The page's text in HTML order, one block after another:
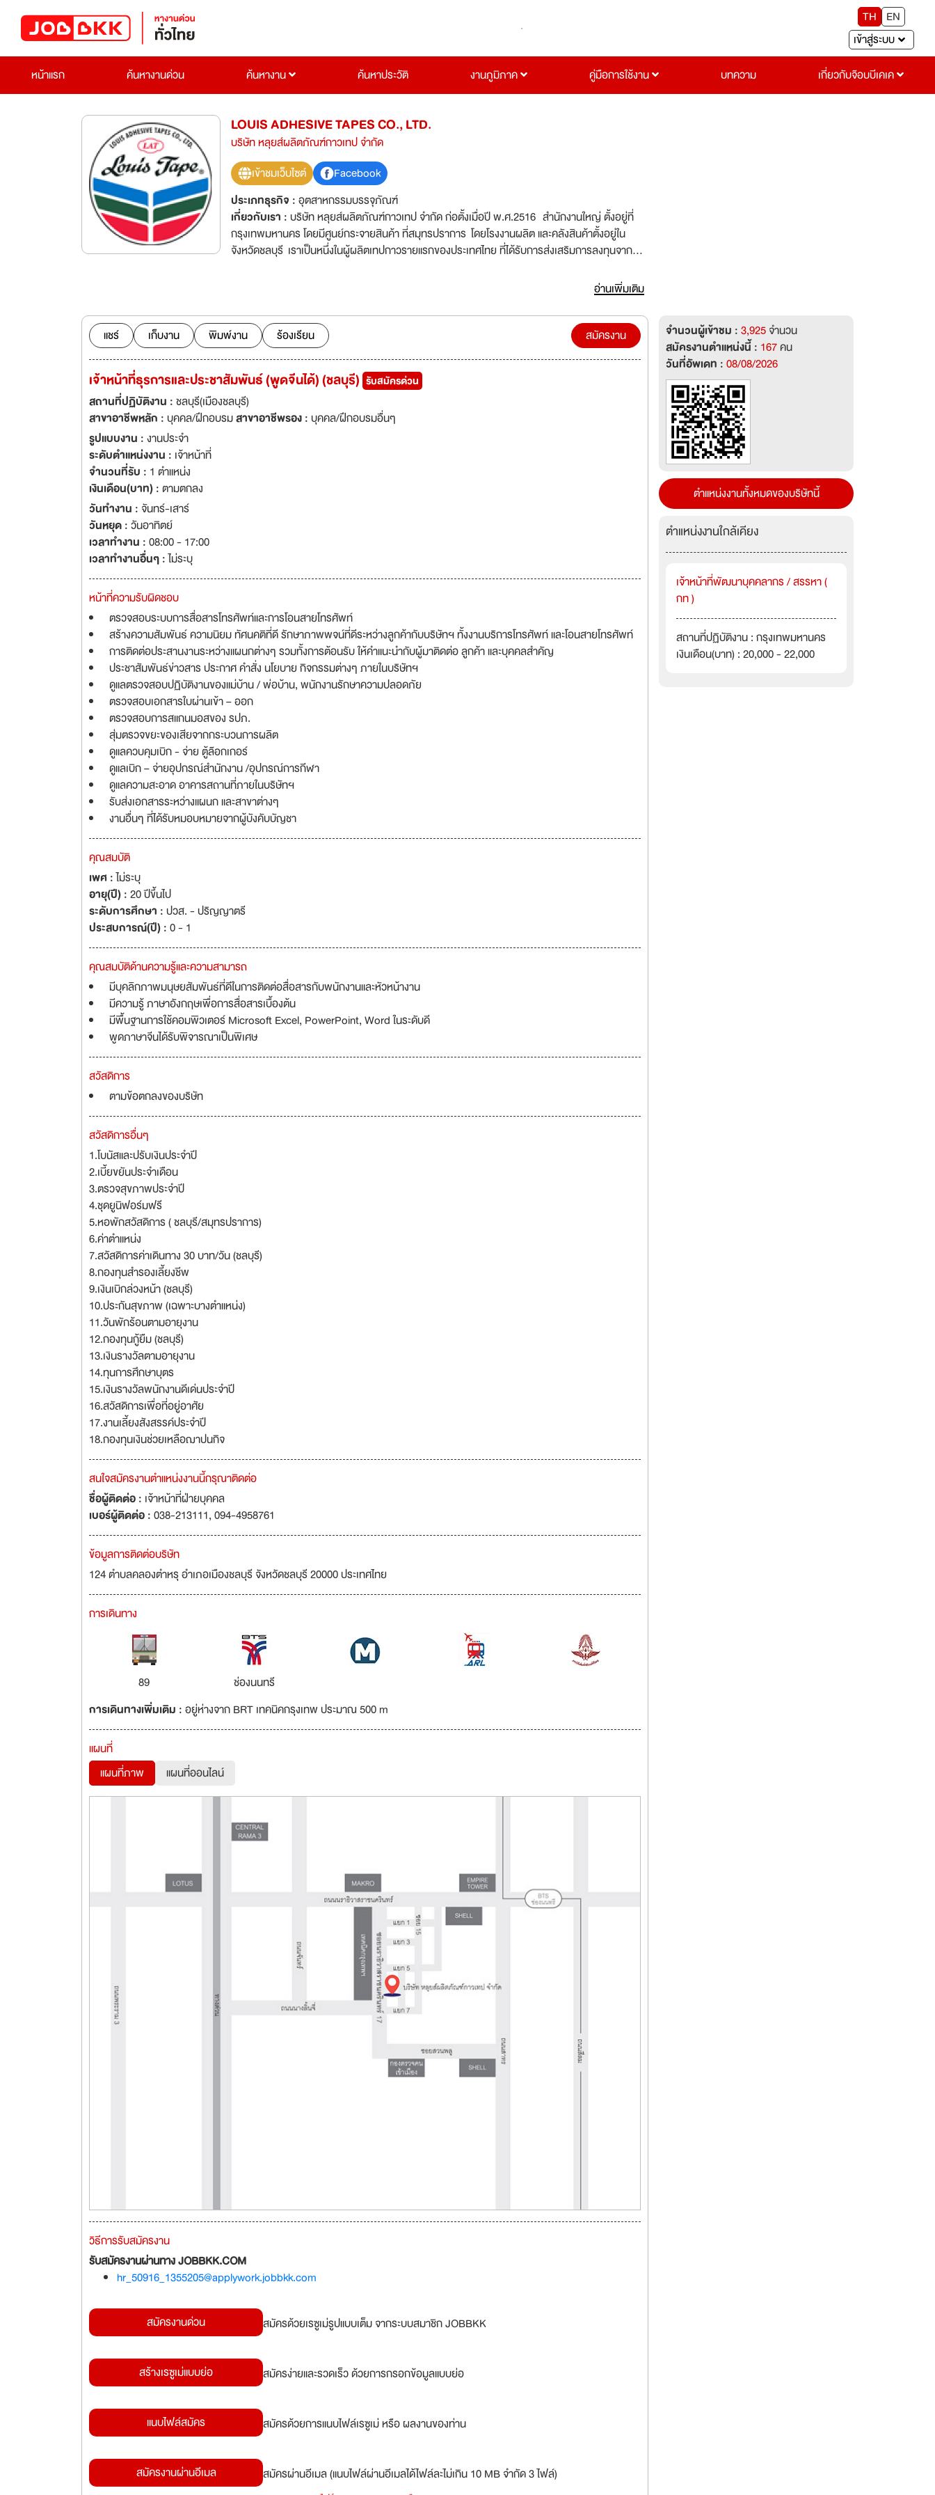
TH
EN
เข้าสู่ระบบ
หน้าแรก
ค้นหางานด่วน ค้นหางาน ค้นหาประวัติ งานภูมิภาค คู่มือการใช้งาน บทความ เกี่ยวกับจ๊อบบีเคเค
LOUIS ADHESIVE TAPES CO., LTD.
บริษัท หลุยส์ผลิตภัณฑ์กาวเทป จำกัด
เข้าชมเว็บไซต์
Facebook
ประเภทธุรกิจ :อุตสาหกรรมบรรจุภัณฑ์
เกี่ยวกับเรา :บริษัท หลุยส์ผลิตภัณฑ์กาวเทป จำกัด ก่อตั้งเมื่อปี พ.ศ.2516 สำนักงานใหญ่ ตั้งอยู่ที่
กรุงเทพมหานคร โดยมีศูนย์กระจายสินค้า ที่สมุทรปราการ โดยโรงงานผลิต และคลังสินค้าตั้งอยู่ใน
จังหวัดชลบุรี เราเป็นหนึ่งในผู้ผลิตเทปกาวรายแรกของประเทศไทย ที่ได้รับการส่งเสริมการลงทุนจาก
เป็นอันดับ 1 ของภูมิภาคเอเชียตะวันออกเฉียงใต้ และเป็นผู้ผลิตเทปใสที่ใหญ่เป็นอันดับ 2 ของโลก
บริษัทฯ ใช้เทคโนโลยีการผลิตที่ทันสมัยจากยุโรป ในการผลิตเทปกาวคุณภาพสูง เพื่อจำหน่ายทั้งใน
ประเทศและต่างประเทศกว่า 30 ประเทศทั่วโลก เช่น ออสเตรเลีย นิวซีแลนด์ สหรัฐอเมริกา เยอรมัน ญี่ปุ่น
อินเดีย ฟิลิปปินส์ สิงคโปร์ มาเลเซีย เป็นต้น ภายใต้เครื่องหมายการค้าคุณภาพ ยี่ห้อ LOUIS TAPE,
INTER TAPE, KOLA TAPE, POLYSEAL, SWALLOW ,CENTER TAPE และ LOUIS ECO ซึ่งเป็นที่
ยอมรับทั่วไปจากผู้บริโภคทั้งในและต่างประเทศ ตลอดระยะเวลากว่า 50 ปี ของการดำเนินงาน บริษัทฯ
จึงได้ชื่อว่าเป็นหนึ่งในผู้นำด้านอุตสาหกรรมการผลิตเทปกาวในประเทศไทย ที่มีความชำนาญ และมีความ
มุ่งมั่นที่จะผลิตผลิตภัณฑ์ที่มีคุณภาพตามความต้องการของผู้บริโภค ออกสู่ท้องตลาดอีกทั้งมีการ
พัฒนาคุณภาพสินค้าและบริการอย่างต่อเนื่อง ดังวิสัยทัศน์ของบริษัท “เรามุ่งพัฒนาคุณภาพให้เป็นหนึ่ง
อ่านเพิ่มเติม
แชร์ เก็บงาน พิมพ์งาน ร้องเรียน สมัครงาน
เจ้าหน้าที่ธุรการและประชาสัมพันธ์ (พูดจีนได้) (ชลบุรี) รับสมัครด่วน
สถานที่ปฏิบัติงาน :ชลบุรี(เมืองชลบุรี)
สาขาอาชีพหลัก :บุคคล/ฝึกอบรมสาขาอาชีพรอง :บุคคล/ฝึกอบรมอื่นๆ
รูปแบบงาน :งานประจำ
ระดับตำแหน่งงาน : เจ้าหน้าที่
จำนวนที่รับ : 1 ตำแหน่ง
เงินเดือน(บาท) :ตามตกลง
วันทำงาน : จันทร์-เสาร์
วันหยุด :วันอาทิตย์
เวลาทำงาน :08:00 - 17:00
เวลาทำงานอื่นๆ :ไม่ระบุ
หน้าที่ความรับผิดชอบ
ตรวจสอบระบบการสื่อสารโทรศัพท์และการโอนสายโทรศัพท์
สร้างความสัมพันธ์ ความนิยม ทัศนคติที่ดี รักษาภาพพจน์ที่ดีระหว่างลูกค้ากับบริษัทฯ ทั้งงานบริการโทรศัพท์ และโอนสายโทรศัพท์
การติดต่อประสานงานระหว่างแผนกต่างๆ รวมทั้งการต้อนรับ ให้คําแนะนํากับผู้มาติดต่อ ลูกค้า และบุคคลสําคัญ
ประชาสัมพันธ์ข่าวสาร ประกาศ คําสั่ง นโยบาย กิจกรรมต่างๆ ภายในบริษัทฯ
ดูแลตรวจสอบปฏิบัติงานของแม่บ้าน / พ่อบ้าน, พนักงานรักษาความปลอดภัย
ตรวจสอบเอกสารใบผ่านเข้า – ออก
ตรวจสอบการสแกนมอสของ รปภ.
สุ่มตรวจขยะของเสียจากกระบวนการผลิต
ดูแลควบคุมเบิก - จ่าย ตู้ล๊อกเกอร์
ดูแลเบิก – จ่ายอุปกรณ์สํานักงาน /อุปกรณ์การกีฬา
ดูแลความสะอาด อาคารสถานที่ภายในบริษัทฯ
รับส่งเอกสารระหว่างแผนก และสาขาต่างๆ
งานอื่นๆ ที่ได้รับหมอบหมายจากผู้บังคับบัญชา
คุณสมบัติ
เพศ :ไม่ระบุ
อายุ(ปี) :20 ปีขึ้นไป
ระดับการศึกษา :ปวส. - ปริญญาตรี
ประสบการณ์(ปี) :0 - 1
คุณสมบัติด้านความรู้และความสามารถ
มีบุคลิกภาพมนุษยสัมพันธ์ที่ดีในการติดต่อสื่อสารกับพนักงานและหัวหน้างาน
มีความรู้ ภาษาอังกฤษเพื่อการสื่อสารเบื้องต้น
มีพื้นฐานการใช้คอมพิวเตอร์ Microsoft Excel, PowerPoint, Word ในระดับดี
พูดภาษาจีนได้รับพิจารณาเป็นพิเศษ
สวัสดิการ
ตามข้อตกลงของบริษัท
สวัสดิการอื่นๆ
1.โบนัสและปรับเงินประจำปี
2.เบี้ยขยันประจำเดือน
3.ตรวจสุขภาพประจำปี
4.ชุดยูนิฟอร์มฟรี
5.หอพักสวัสดิการ ( ชลบุรี/สมุทรปราการ)
6.ค่าตำแหน่ง
7.สวัสดิการค่าเดินทาง 30 บาท/วัน (ชลบุรี)
8.กองทุนสำรองเลี้ยงชีพ
9.เงินเบิกล่วงหน้า (ชลบุรี)
10.ประกันสุขภาพ (เฉพาะบางตำแหน่ง)
11.วันพักร้อนตามอายุงาน
12.กองทุนกู้ยืม (ชลบุรี)
13.เงินรางวัลตามอายุงาน
14.ทุนการศึกษาบุตร
15.เงินรางวัลพนักงานดีเด่นประจำปี
16.สวัสดิการเพื่อที่อยู่อาศัย
17.งานเลี้ยงสังสรรค์ประจำปี
18.กองทุนเงินช่วยเหลือฌาปนกิจ
สนใจสมัครงานตำแหน่งงานนี้กรุณาติดต่อ
ชื่อผู้ติดต่อ : เจ้าหน้าที่ฝ่ายบุคคล
เบอร์ผู้ติดต่อ :038-213111, 094-4958761
ข้อมูลการติดต่อบริษัท
124 ตำบลคลองตำหรุ อำเภอเมืองชลบุรี จังหวัดชลบุรี 20000 ประเทศไทย
การเดินทาง
89
ช่องนนทรี
การเดินทางเพิ่มเติม :อยู่ห่างจาก BRT เทคนิคกรุงเทพ ประมาณ 500 m
แผนที่
แผนที่ภาพ
แผนที่ออนไลน์
วิธีการรับสมัครงาน
รับสมัครงานผ่านทาง JOBBKK.COM
hr_50916_1355205@applywork.jobbkk.com
สมัครงานด่วน สมัครด้วยเรซูเม่รูปแบบเต็ม จากระบบสมาชิก JOBBKK
สร้างเรซูเม่แบบย่อ สมัครง่ายและรวดเร็ว ด้วยการกรอกข้อมูลแบบย่อ
แนบไฟล์สมัคร สมัครด้วยการแนบไฟล์เรซูเม่ หรือ ผลงานของท่าน
สมัครงานผ่านอีเมล สมัครผ่านอีเมล (แนบไฟล์ผ่านอีเมลได้ไฟล์ละไม่เกิน 10 MB จำกัด 3 ไฟล์)
จำนวนผู้เข้าชม :3,925จำนวน
สมัครงานตำแหน่งนี้ : 167คน
วันที่อัพเดท :08/08/2026
ตำแหน่งงานทั้งหมดของบริษัทนี้
ตำแหน่งงานใกล้เคียง
เจ้าหน้าที่พัฒนาบุคคลากร / สรรหา (
กท )
สถานที่ปฏิบัติงาน : กรุงเทพมหานคร
เงินเดือน(บาท) : 20,000 - 22,000